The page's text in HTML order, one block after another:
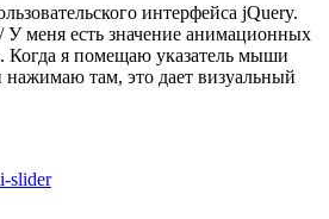
интерфейса jQuery.
У меня есть значение анимационных
Когда я помещаю указатель мыши
нажимаю там, это дает визуальный
slider